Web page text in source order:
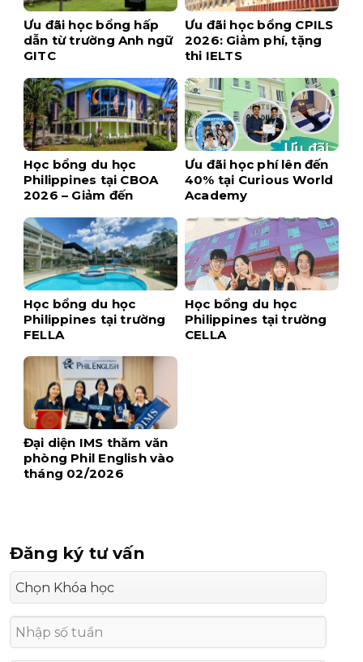
Ưu đãi học bổng hấp
dẫn từ trường Anh ngữ
GITC
Ưu đãi học bổng CPILS
2026: Giảm phí, tặng
thi IELTS
Học bổng du học
Philippines tại CBOA
2026 – Giảm đến
sớm
Ưu đãi học phí lên đến
40% tại Curious World
Academy
Học bổng du học
Philippines tại trường
FELLA
Học bổng du học
Philippines tại trường
CELLA
Đại diện IMS thăm văn
phòng Phil English vào
tháng 02/2026
Đăng ký tư vấn